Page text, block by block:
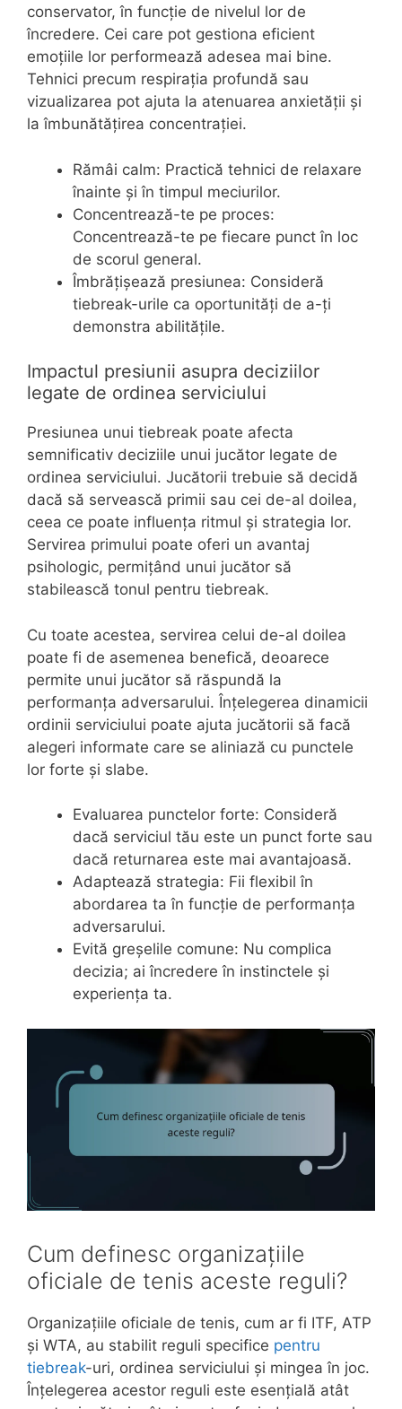
conservator, în funcție de nivelul lor de
încredere. Cei care pot gestiona eficient
emoțiile lor performează adesea mai bine.
Tehnici precum respirația profundă sau
vizualizarea pot ajuta la atenuarea anxietății și
la îmbunătățirea concentrației.
Rămâi calm: Practică tehnici de relaxare
înainte și în timpul meciurilor.
Concentrează-te pe proces:
Concentrează-te pe fiecare punct în loc
de scorul general.
Îmbrățișează presiunea: Consideră
tiebreak-urile ca oportunități de a-ți
demonstra abilitățile.
Impactul presiunii asupra deciziilor
legate de ordinea serviciului
Presiunea unui tiebreak poate afecta
semnificativ deciziile unui jucător legate de
ordinea serviciului. Jucătorii trebuie să decidă
dacă să servească primii sau cei de-al doilea,
ceea ce poate influența ritmul și strategia lor.
Servirea primului poate oferi un avantaj
psihologic, permițând unui jucător să
stabilească tonul pentru tiebreak.
Cu toate acestea, servirea celui de-al doilea
poate fi de asemenea benefică, deoarece
permite unui jucător să răspundă la
performanța adversarului. Înțelegerea dinamicii
ordinii serviciului poate ajuta jucătorii să facă
alegeri informate care se aliniază cu punctele
lor forte și slabe.
Evaluarea punctelor forte: Consideră
dacă serviciul tău este un punct forte sau
dacă returnarea este mai avantajoasă.
Adaptează strategia: Fii flexibil în
abordarea ta în funcție de performanța
adversarului.
Evită greșelile comune: Nu complica
decizia; ai încredere în instinctele și
experiența ta.
Cum definesc organizațiile
oficiale de tenis aceste reguli?
Organizațiile oficiale de tenis, cum ar fi ITF, ATP
și WTA, au stabilit reguli specifice pentru
tiebreak-uri, ordinea serviciului și mingea în joc.
Înțelegerea acestor reguli este esențială atât